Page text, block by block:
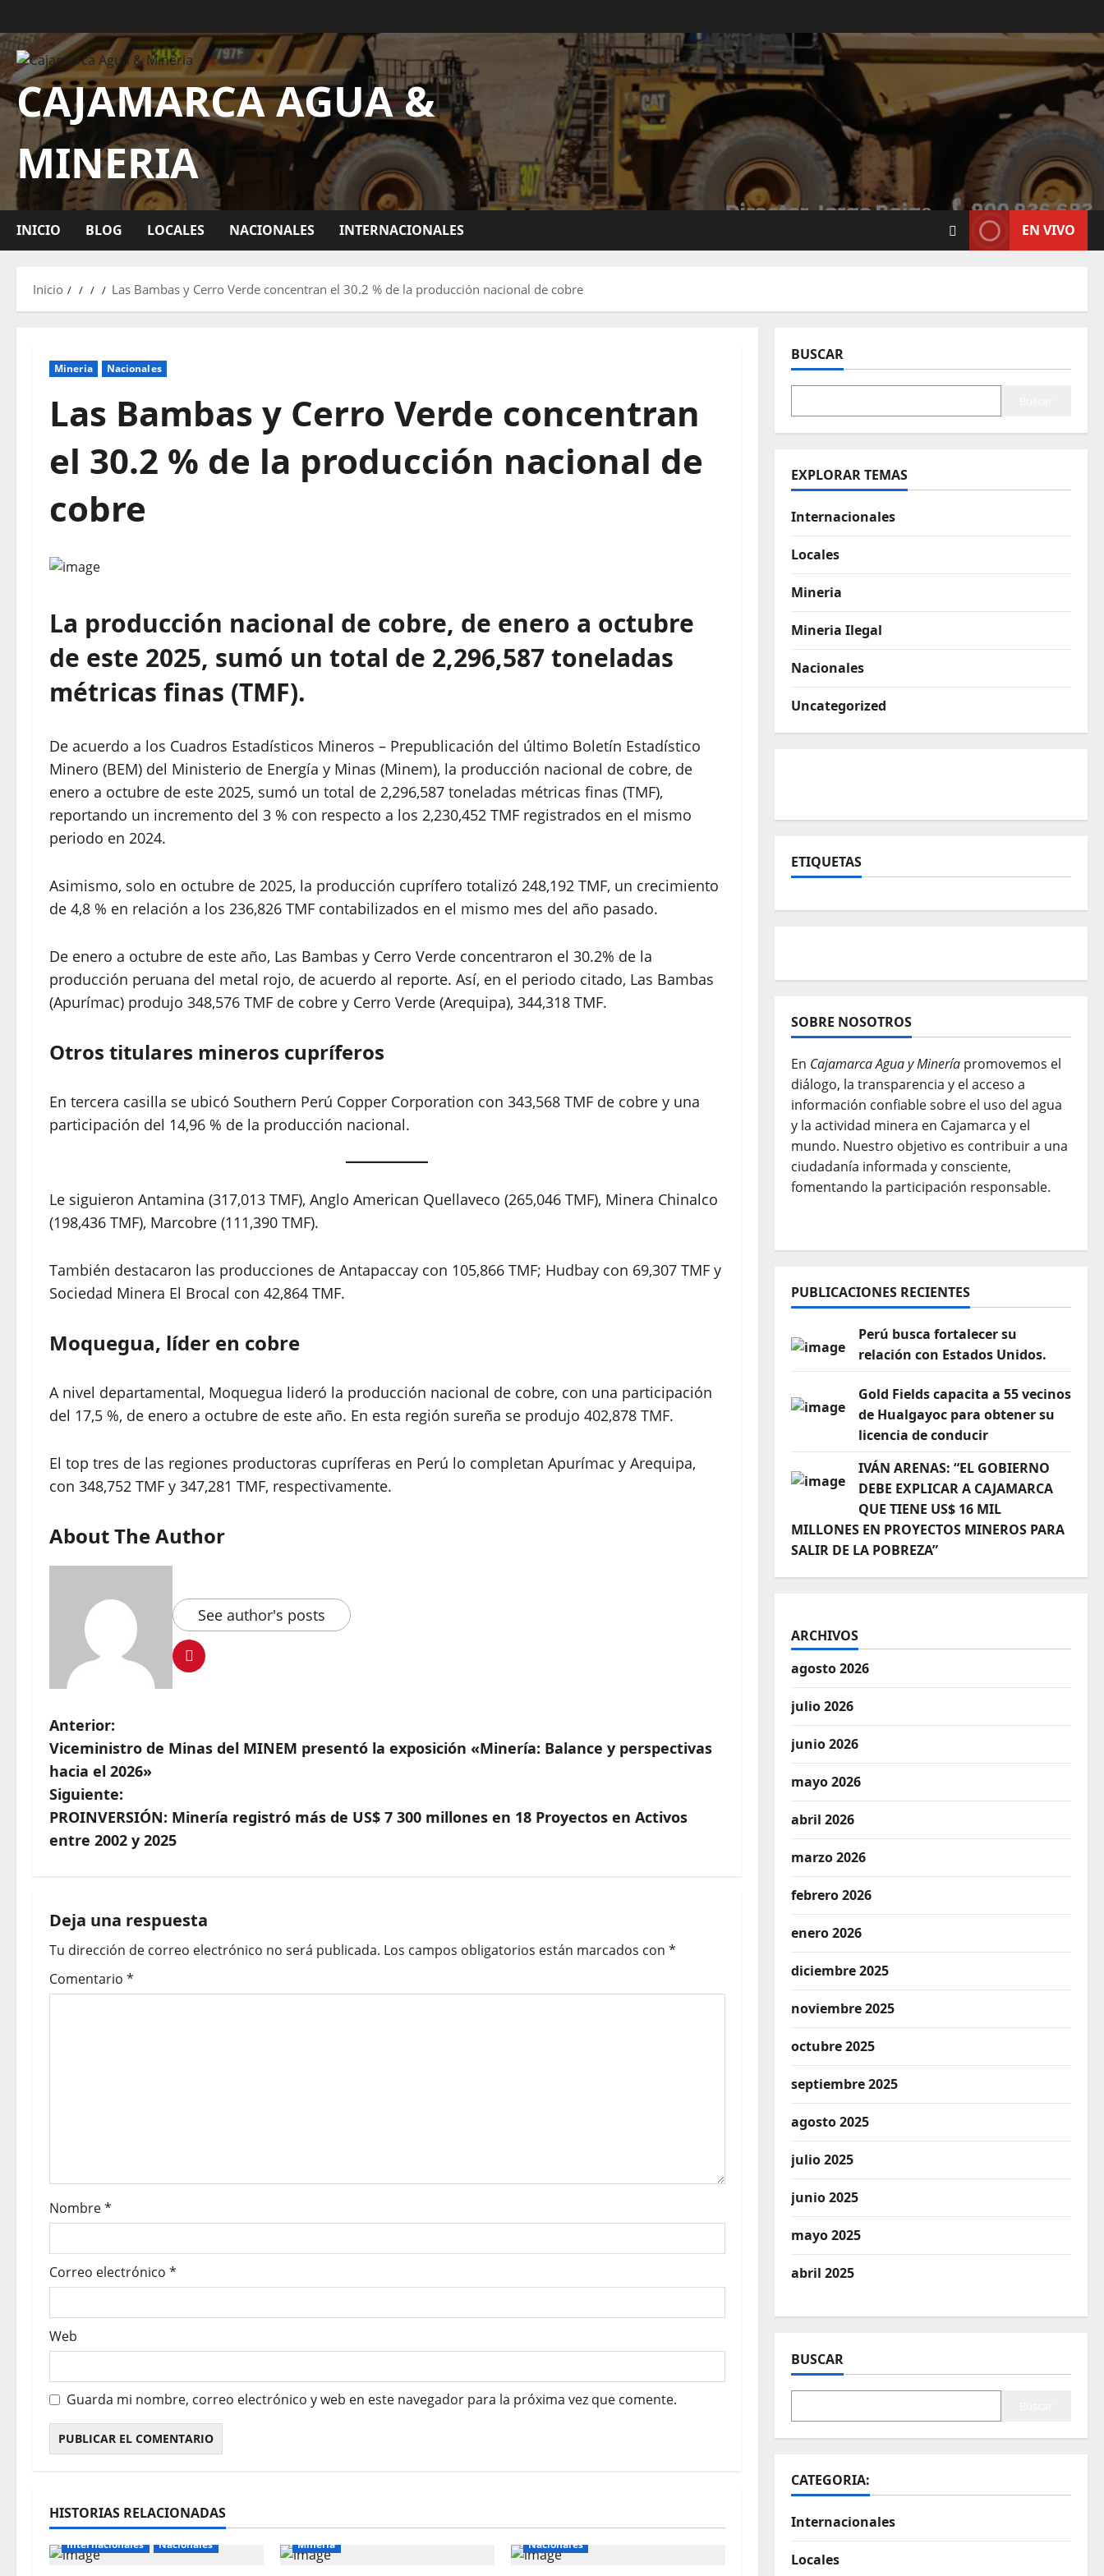
CAJAMARCA AGUA &
MINERIA
INICIO BLOG LOCALES NACIONALES INTERNACIONALES EN VIVO
Inicio Las Bambas y Cerro Verde concentran el 30.2 % de la producción nacional de cobre
Mineria Nacionales
Las Bambas y Cerro Verde concentran
el 30.2 % de la producción nacional de
cobre
La producción nacional de cobre, de enero a octubre
de este 2025, sumó un total de 2,296,587 toneladas
métricas finas (TMF).
De acuerdo a los Cuadros Estadísticos Mineros – Prepublicación del último Boletín Estadístico
Minero (BEM) del Ministerio de Energía y Minas (Minem), la producción nacional de cobre, de
enero a octubre de este 2025, sumó un total de 2,296,587 toneladas métricas finas (TMF),
reportando un incremento del 3 % con respecto a los 2,230,452 TMF registrados en el mismo
periodo en 2024.
Asimismo, solo en octubre de 2025, la producción cuprífero totalizó 248,192 TMF, un crecimiento
de 4,8 % en relación a los 236,826 TMF contabilizados en el mismo mes del año pasado.
De enero a octubre de este año, Las Bambas y Cerro Verde concentraron el 30.2% de la
producción peruana del metal rojo, de acuerdo al reporte. Así, en el periodo citado, Las Bambas
(Apurímac) produjo 348,576 TMF de cobre y Cerro Verde (Arequipa), 344,318 TMF.
Otros titulares mineros cupríferos
En tercera casilla se ubicó Southern Perú Copper Corporation con 343,568 TMF de cobre y una
participación del 14,96 % de la producción nacional.
Le siguieron Antamina (317,013 TMF), Anglo American Quellaveco (265,046 TMF), Minera Chinalco
(198,436 TMF), Marcobre (111,390 TMF).
También destacaron las producciones de Antapaccay con 105,866 TMF; Hudbay con 69,307 TMF y
Sociedad Minera El Brocal con 42,864 TMF.
Moquegua, líder en cobre
A nivel departamental, Moquegua lideró la producción nacional de cobre, con una participación
del 17,5 %, de enero a octubre de este año. En esta región sureña se produjo 402,878 TMF.
El top tres de las regiones productoras cupríferas en Perú lo completan Apurímac y Arequipa,
con 348,752 TMF y 347,281 TMF, respectivamente.
About The Author
See author's posts
Anterior:
Viceministro de Minas del MINEM presentó la exposición «Minería: Balance y perspectivas
hacia el 2026»
Siguiente:
PROINVERSIÓN: Minería registró más de US$ 7 300 millones en 18 Proyectos en Activos
entre 2002 y 2025
Deja una respuesta
Tu dirección de correo electrónico no será publicada. Los campos obligatorios están marcados con *
Comentario *
Nombre*
Correo electrónico *
Web
Guarda mi nombre, correo electrónico y web en este navegador para la próxima vez que comente.
HISTORIAS RELACIONADAS
Internacionales Nacionales Mineria Nacionales
BUSCAR
EXPLORAR TEMAS
Internacionales
Locales
Mineria
Mineria Ilegal
Nacionales
Uncategorized
ETIQUETAS
SOBRE NOSOTROS
En Cajamarca Agua y Mineríapromovemos el
diálogo, la transparencia y el acceso a
información confiable sobre el uso del agua
y la actividad minera en Cajamarca y el
mundo. Nuestro objetivo es contribuir a una
ciudadanía informada y consciente,
fomentando la participación responsable.
PUBLICACIONES RECIENTES
Perú busca fortalecer su
relación con Estados Unidos.
Gold Fields capacita a 55 vecinos
de Hualgayoc para obtener su
licencia de conducir
IVÁN ARENAS: “EL GOBIERNO
DEBE EXPLICAR A CAJAMARCA
QUE TIENE US$ 16 MIL
MILLONES EN PROYECTOS MINEROS PARA
SALIR DE LA POBREZA”
ARCHIVOS
agosto 2026
julio 2026
junio 2026
mayo 2026
abril 2026
marzo 2026
febrero 2026
enero 2026
diciembre 2025
noviembre 2025
octubre 2025
septiembre 2025
agosto 2025
julio 2025
junio 2025
mayo 2025
abril 2025
BUSCAR
CATEGORIA:
Internacionales
Locales